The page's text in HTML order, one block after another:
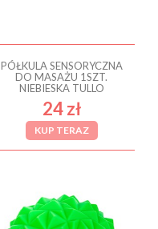
PÓŁKULA SENSORYCZNA
DO MASAŻU 1SZT.
NIEBIESKA TULLO
24 zł
KUP TERAZ